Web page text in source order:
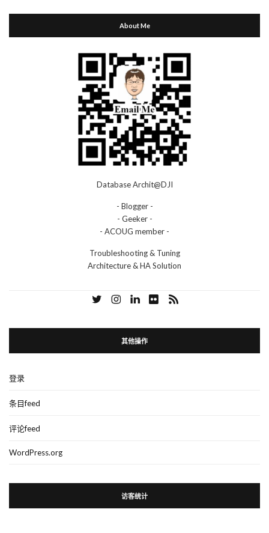
About Me
Database Archit@DJI
- Blogger -
- Geeker -
- ACOUG member -
Troubleshooting & Tuning
Architecture & HA Solution
其他操作
登录
条目feed
评论feed
WordPress.org
访客统计